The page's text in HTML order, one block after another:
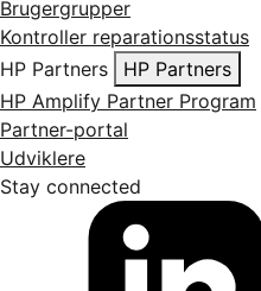
Brugergrupper
Kontroller reparationsstatus
HP Partners
HP Partners
HP Amplify Partner Program
Partner-portal
Udviklere
Stay connected